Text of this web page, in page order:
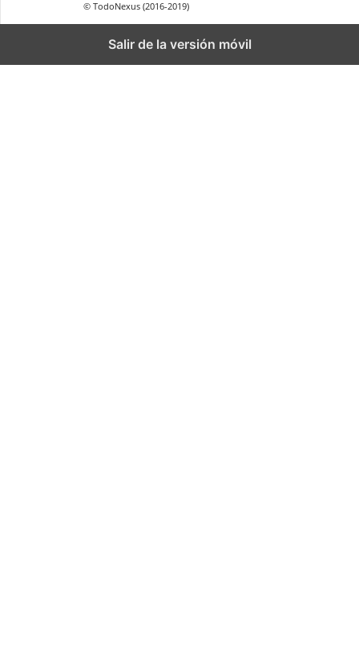
© TodoNexus (2016-2019)
Salir de la versión móvil